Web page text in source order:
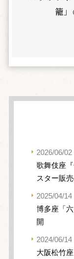
籠
2026/06/02
歌舞伎座
スター販
2025/04/14
博多座「
開
2024/06/14
大阪松竹